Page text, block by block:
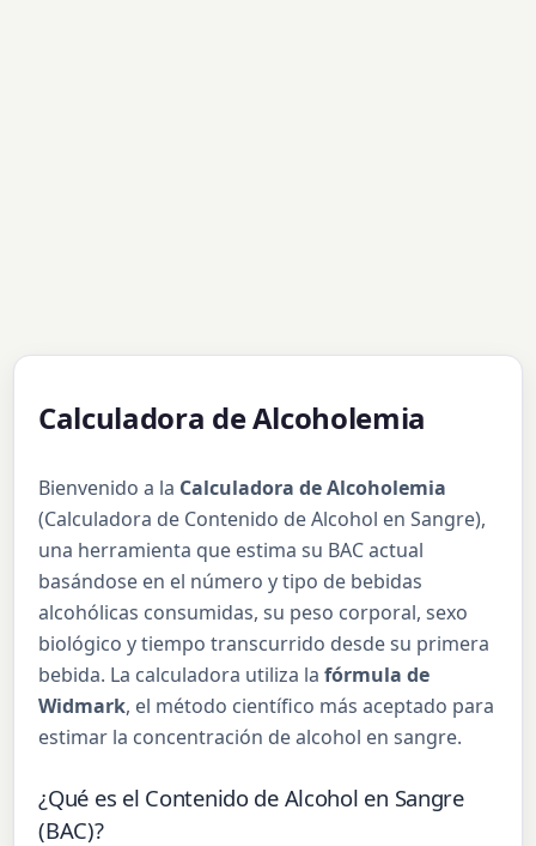
Calculadora de Alcoholemia
Bienvenido a la Calculadora de Alcoholemia
(Calculadora de Contenido de Alcohol en Sangre),
una herramienta que estima su BAC actual
basándose en el número y tipo de bebidas
alcohólicas consumidas, su peso corporal, sexo
biológico y tiempo transcurrido desde su primera
bebida. La calculadora utiliza lafórmula de
Widmark, el método científico más aceptado para
estimar la concentración de alcohol en sangre.
¿Qué es el Contenido de Alcohol en Sangre
(BAC)?